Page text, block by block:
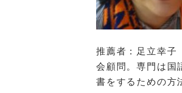
推薦者：足立幸子
会顧問。専門は国
書をするための方